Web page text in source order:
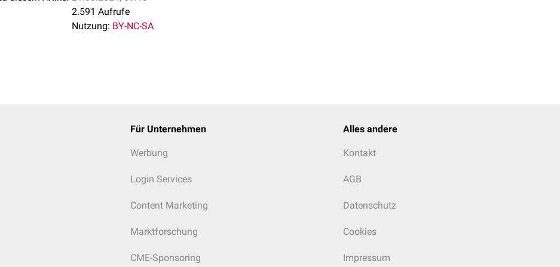
2.591 Aufrufe
Nutzung: BY-NC-SA
Für Unternehmen
Werbung
Login Services
Content Marketing
Marktforschung
CME-Sponsoring
Alles andere
Kontakt
AGB
Datenschutz
Cookies
Impressum